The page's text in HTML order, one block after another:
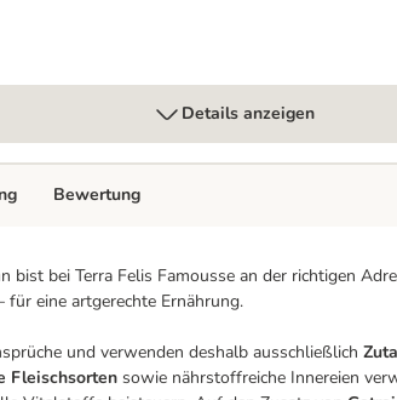
Details anzeigen
bei Terra Felis Famousse an der richtigen
eine artgerechte Ernährung.
und verwenden deshalb ausschließlich
Fleischsorten sowie nährstoffreiche Innereien
Bewertung